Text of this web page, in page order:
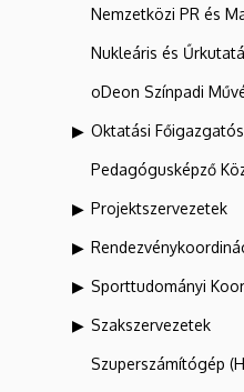
Nemzetközi PR és
Nukleáris és
oDeon Színpadi
Oktatási
Pedagógusképző
Projektszervezetek
Sporttudományi
Szakszervezetek
Szuperszámítógép